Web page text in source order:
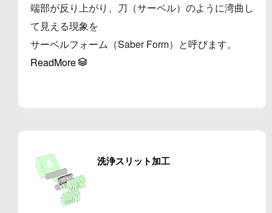
端部が反り上がり、刀（サーベル）のように湾曲し
て見える現象を
サーベルフォーム（Saber Form）と呼びます。
ReadMore
洗浄スリット加工